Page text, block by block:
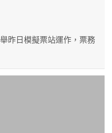
昨日模擬票站運作，票務